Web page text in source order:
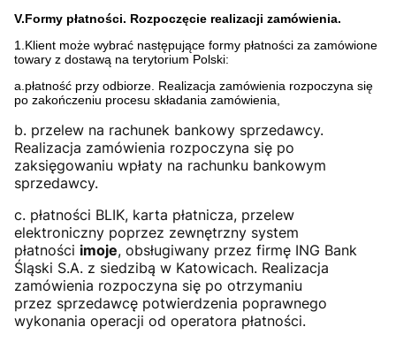
V.Formy płatności. Rozpoczęcie realizacji zamówienia.
1.Klient może wybrać następujące formy płatności za zamówione
towary z dostawą na terytorium Polski:
a.płatność przy odbiorze. Realizacja zamówienia rozpoczyna się
po zakończeniu procesu składania zamówienia,
b. przelew na rachunek bankowy sprzedawcy.
Realizacja zamówienia rozpoczyna się po
zaksięgowaniu wpłaty na rachunku bankowym
sprzedawcy.
c. płatności BLIK, karta płatnicza, przelew
elektroniczny poprzez zewnętrzny system
płatności imoje, obsługiwany przez firmę ING Bank
Śląski S.A. z siedzibą w Katowicach. Realizacja
zamówienia rozpoczyna się po otrzymaniu
przez sprzedawcę potwierdzenia poprawnego
wykonania operacji od operatora płatności.